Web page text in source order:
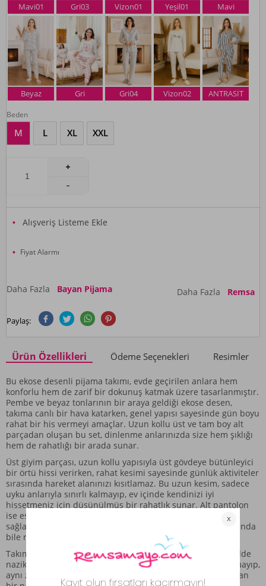
Mavi01 Gri03 Vizon01 Yeşil01 Mavi
Beyaz Gri Gri04 Vizon02 ANTRASİT
Beden
M L XL XXL
Alışveriş Listeme Ekle
Fiyat Alarmı
Daha Fazla Bayan Pijama Daha Fazla Remsa
Paylaş:
Ürün Özellikleri Ödeme Seçenekleri Resimler
Bu ekose desenli pijama takımı, evde geçirilen anlara hem
konforlu hem de zarif bir dokunuş katmak üzere tasarlanmıştır.
Pembe ve beyaz tonlarının bir araya geldiği ekose desen,
takıma canlı bir hava katarken, genel yapısı sayesinde gün boyu
rahat bir his vermeyi amaçlar. Uzun kollu üst ve tam boy alt
parçadan oluşan bu set, dinlenme anlarınızda size hem şıklığı
hem de rahatlığı bir arada sunar.
Üst giyim parçası, uzun kollu yapısıyla üst gövdeye bütünleyici
bir örtü hissi verirken, rahat kesimi sayesinde günlük aktiviteler
sırasında hareket alanınızı kısıtlamaz. Bu uzun kesim, sadece
uyku anlarıyla sınırlı kalmayıp, ev içinde kendinizi iyi
hissetmeniz için düşünülmüş bir rahatlık sunar. Alt pantolon
ise esnek beli ve tam boy kesimi ile vücuda doğal bir uyum
sağlamayı hedefler; bu sayede uzun süreli dinlenme anlarında
bile rahatlık hissi desteklenir.
Takımın genel yapısı, yumuşak dokulu kumaşı sayesinde cilde
nazik bir his verir. Bu desenli set, sadece dinlenmekle kalmayıp,
aynı zamanda günlük yaşamınızın getirdiği rahatlığı yansıtan